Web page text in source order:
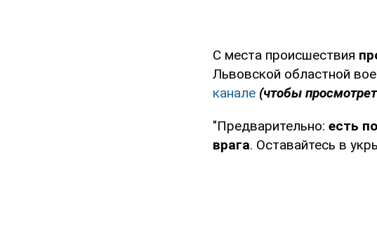
С места происшествия
Львовской областной
канале (чтобы
"Предварительно: есть
врага. Оставайтесь в